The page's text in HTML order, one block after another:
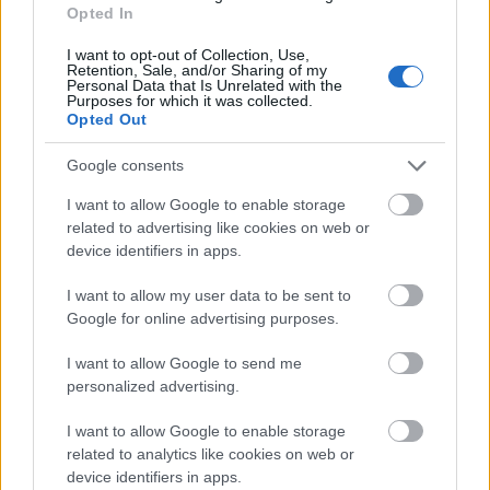
Opted In
I want to opt-out of Collection, Use,
Retention, Sale, and/or Sharing of my
Personal Data that Is Unrelated with the
Purposes for which it was collected.
Opted Out
Google consents
I want to allow Google to enable storage
related to advertising like cookies on web or
device identifiers in apps.
I want to allow my user data to be sent to
Google for online advertising purposes.
I want to allow Google to send me
personalized advertising.
I want to allow Google to enable storage
related to analytics like cookies on web or
device identifiers in apps.
Aki önfeledt táncolásra vágyik Veszprémben, ne
hagyja ki a hazai világzenei színtér legizgalmasabb
feltörekvő zenekarainak koncertjeit. A